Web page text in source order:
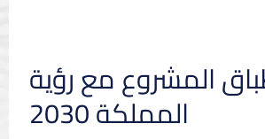
المشروع مع رؤية
المملكة 2030